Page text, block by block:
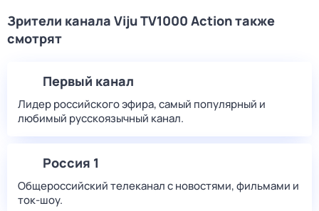
Зрители канала Viju TV1000 Action также
смотрят
Первый канал
Лидер российского эфира, самый популярный и
любимый русскоязычный канал.
Россия 1
Общероссийский телеканал с новостями, фильмами и
ток-шоу.